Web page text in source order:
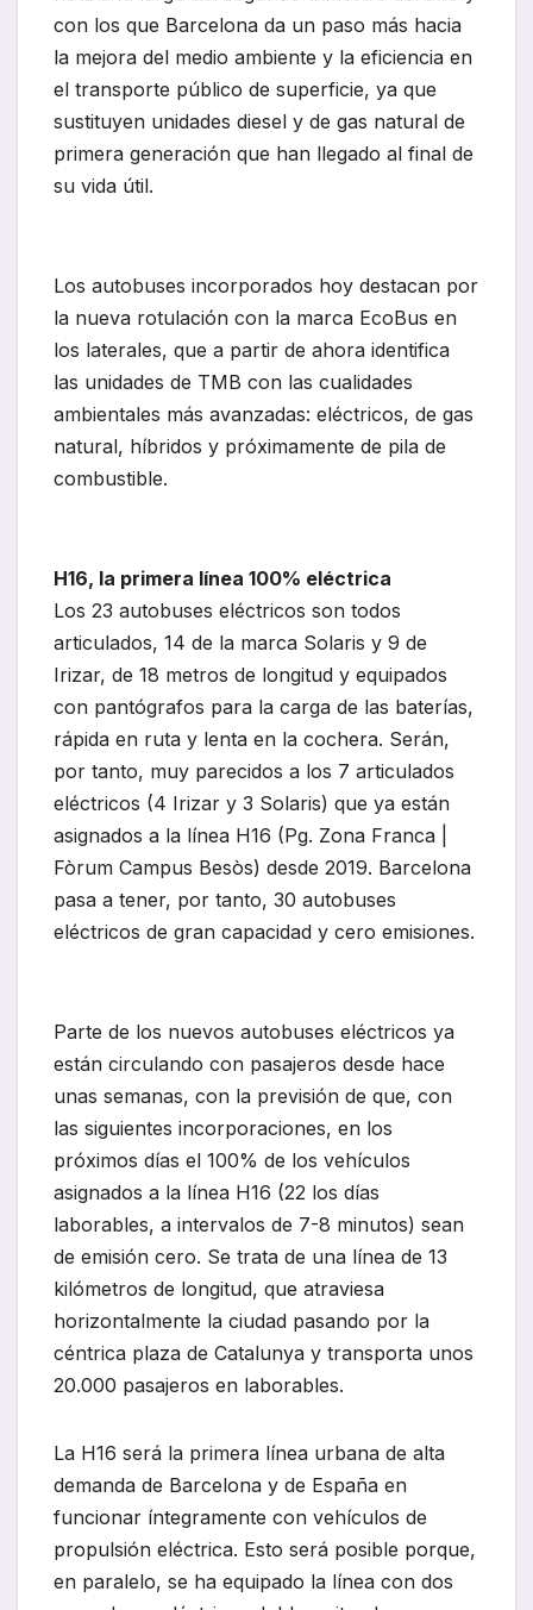
con los que Barcelona da un paso más hacia
la mejora del medio ambiente y la eficiencia en
el transporte público de superficie, ya que
sustituyen unidades diesel y de gas natural de
primera generación que han llegado al final de
su vida útil.
Los autobuses incorporados hoy destacan por
la nueva rotulación con la marca EcoBus en
los laterales, que a partir de ahora identifica
las unidades de TMB con las cualidades
ambientales más avanzadas: eléctricos, de gas
natural, híbridos y próximamente de pila de
combustible.
H16, la primera línea 100% eléctrica
Los 23 autobuses eléctricos son todos
articulados, 14 de la marca Solaris y 9 de
Irizar, de 18 metros de longitud y equipados
con pantógrafos para la carga de las baterías,
rápida en ruta y lenta en la cochera. Serán,
por tanto, muy parecidos a los 7 articulados
eléctricos (4 Irizar y 3 Solaris) que ya están
asignados a la línea H16 (Pg. Zona Franca |
Fòrum Campus Besòs) desde 2019. Barcelona
pasa a tener, por tanto, 30 autobuses
eléctricos de gran capacidad y cero emisiones.
Parte de los nuevos autobuses eléctricos ya
están circulando con pasajeros desde hace
unas semanas, con la previsión de que, con
las siguientes incorporaciones, en los
próximos días el 100% de los vehículos
asignados a la línea H16 (22 los días
laborables, a intervalos de 7-8 minutos) sean
de emisión cero. Se trata de una línea de 13
kilómetros de longitud, que atraviesa
horizontalmente la ciudad pasando por la
céntrica plaza de Catalunya y transporta unos
20.000 pasajeros en laborables.
La H16 será la primera línea urbana de alta
demanda de Barcelona y de España en
funcionar íntegramente con vehículos de
propulsión eléctrica. Esto será posible porque,
en paralelo, se ha equipado la línea con dos